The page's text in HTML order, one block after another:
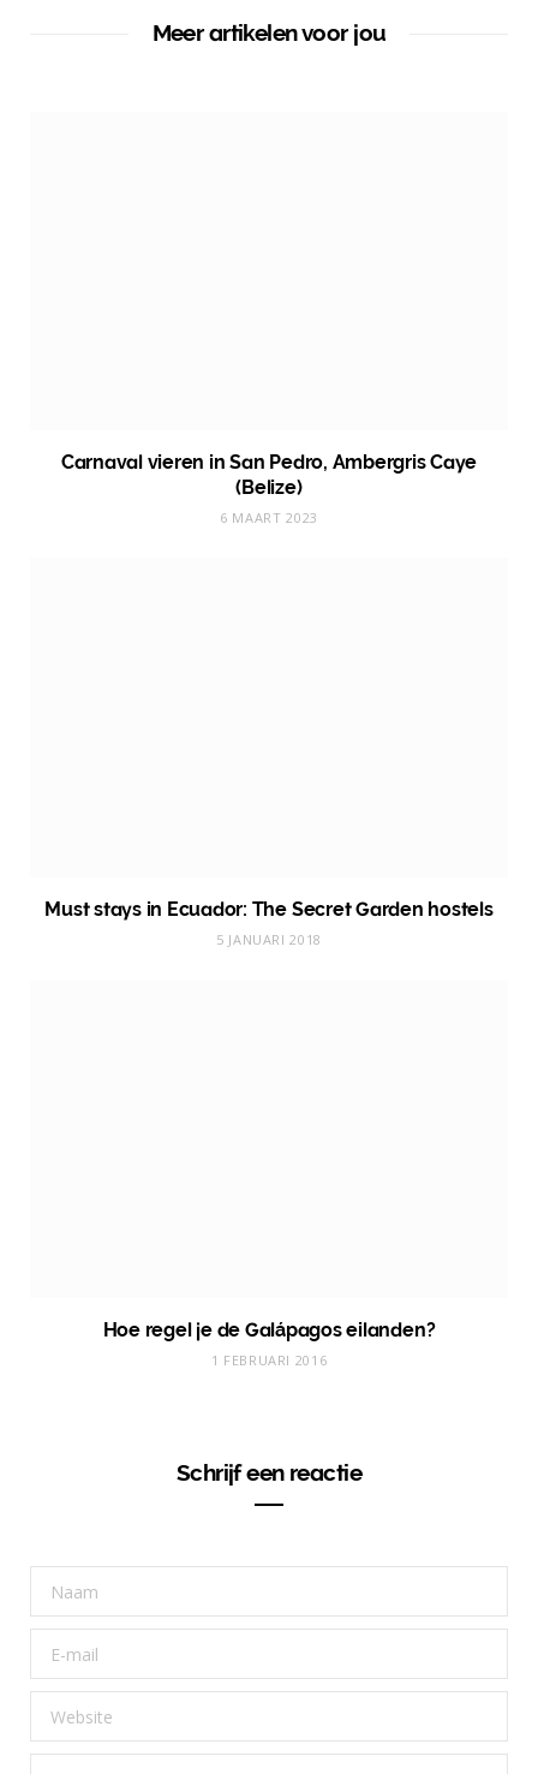
Meer artikelen voor jou
Carnaval vieren in San Pedro, Ambergris Caye
(Belize)
6 MAART 2023
Must stays in Ecuador: The Secret Garden hostels
5 JANUARI 2018
Hoe regel je de Galápagos eilanden?
1 FEBRUARI 2016
Schrijf een reactie